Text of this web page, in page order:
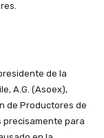
de la
A.G. (Asoex),
de Productores de
precisamente para